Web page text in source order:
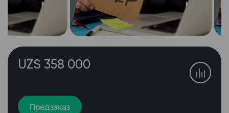
UZS 358 000
Предзаказ